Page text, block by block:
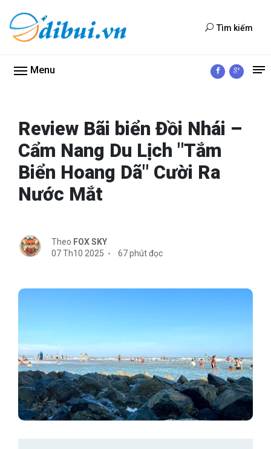
Tìm kiếm
Menu
Review Bãi biển Đồi Nhái –
Cẩm Nang Du Lịch "Tắm
Biển Hoang Dã" Cười Ra
Nước Mắt
Theo FOX SKY
07 Th10 2025
67 phút đọc